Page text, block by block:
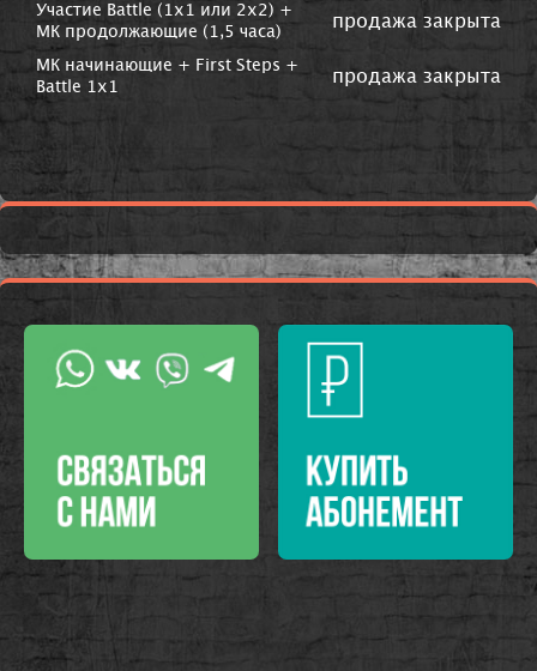
Участие Battle (1х1 или 2х2) +
МК продолжающие (1,5 часа)
продажа закрыта
МК начинающие + First Steps +
Battle 1x1
продажа закрыта